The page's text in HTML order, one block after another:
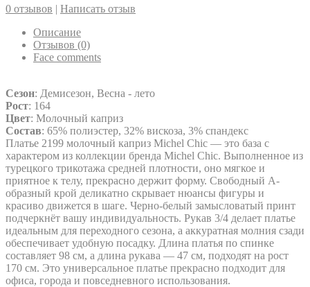
0 отзывов | Написать отзыв
Описание
Отзывов (0)
Face comments
Сезон: Демисезон, Весна - лето
Рост: 164
Цвет: Молочный каприз
Состав: 65% полиэстер, 32% вискоза, 3% спандекс
Платье 2199 молочный каприз Michel Chic — это база с
характером из коллекции бренда Michel Chic. Выполненное из
турецкого трикотажа средней плотности, оно мягкое и
приятное к телу, прекрасно держит форму. Свободный А-
образный крой деликатно скрывает нюансы фигуры и
красиво движется в шаге. Черно-белый замысловатый принт
подчеркнёт вашу индивидуальность. Рукав 3/4 делает платье
идеальным для переходного сезона, а аккуратная молния сзади
обеспечивает удобную посадку. Длина платья по спинке
составляет 98 см, а длина рукава — 47 см, подходят на рост
170 см. Это универсальное платье прекрасно подходит для
офиса, города и повседневного использования.